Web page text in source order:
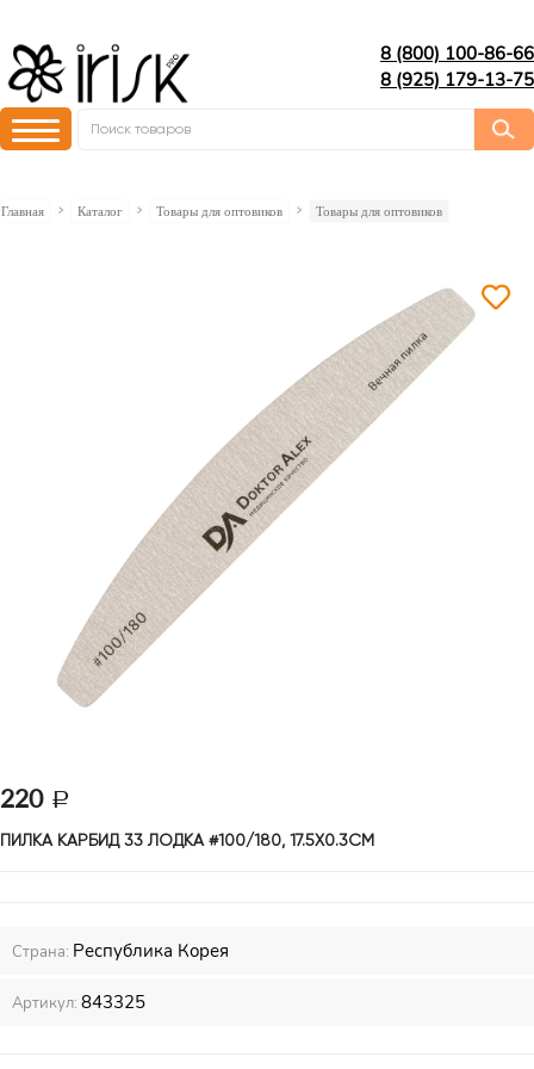
8 (800) 100-86-66
8 (925) 179-13-75
Главная Каталог Товары для оптовиков Товары для оптовиков
220
ПИЛКА КАРБИД 33 ЛОДКА #100/180, 17.5Х0.3СМ
Страна: Республика Корея
Артикул: 843325